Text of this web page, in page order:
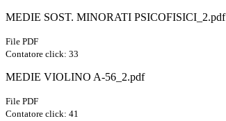
MEDIE SOST. MINORATI PSICOFISICI_2.pdf
File PDF
Contatore click: 33
MEDIE VIOLINO A-56_2.pdf
File PDF
Contatore click: 41